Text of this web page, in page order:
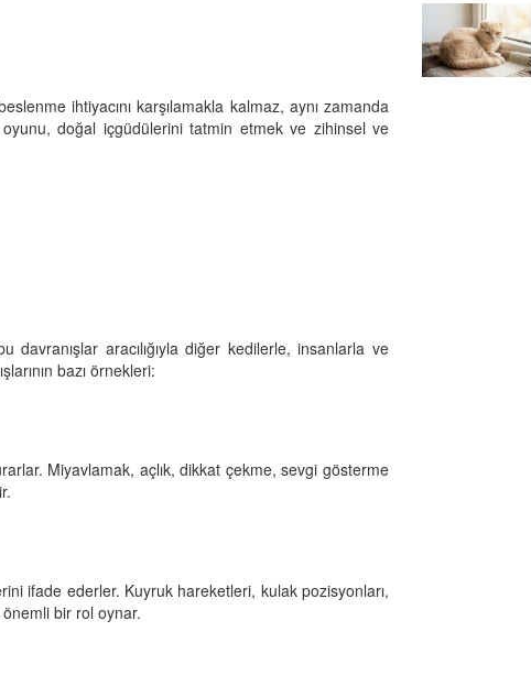
ihtiyacını karşılamakla kalmaz, aynı zamanda
doğal içgüdülerini tatmin etmek ve zihinsel ve
aracılığıyla diğer kedilerle, insanlarla ve
bazı örnekleri:
Miyavlamak, açlık, dikkat çekme, sevgi gösterme
ifade ederler. Kuyruk hareketleri, kulak pozisyonları,
bir rol oynar.